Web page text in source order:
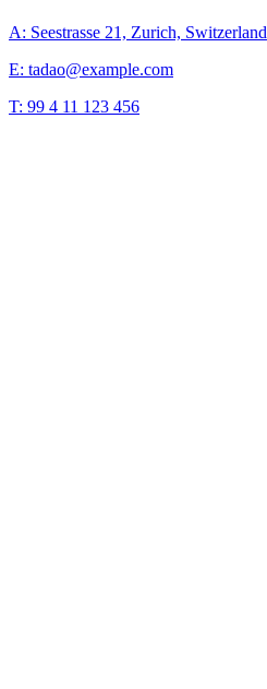
A: Seestrasse 21, Zurich, Switzerland
E: tadao@example.com
T: 99 4 11 123 456